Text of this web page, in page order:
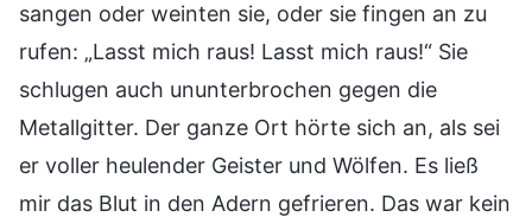
sangen oder weinten sie, oder sie fingen an zu
rufen: „Lasst mich raus! Lasst mich raus!“ Sie
schlugen auch ununterbrochen gegen die
Metallgitter. Der ganze Ort hörte sich an, als sei
er voller heulender Geister und Wölfen. Es ließ
mir das Blut in den Adern gefrieren. Das war kein